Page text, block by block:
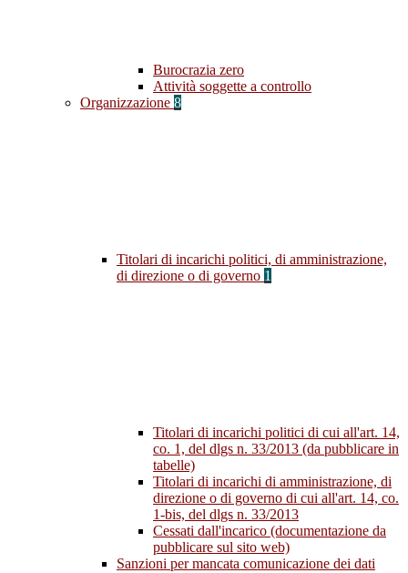
Burocrazia zero
Attività soggette a controllo
Organizzazione 8
Titolari di incarichi politici, di amministrazione,
di direzione o di governo 1
Titolari di incarichi politici di cui all'art. 14,
co. 1, del dlgs n. 33/2013 (da pubblicare in
tabelle)
Titolari di incarichi di amministrazione, di
direzione o di governo di cui all'art. 14, co.
1-bis, del dlgs n. 33/2013
Cessati dall'incarico (documentazione da
pubblicare sul sito web)
Sanzioni per mancata comunicazione dei dati